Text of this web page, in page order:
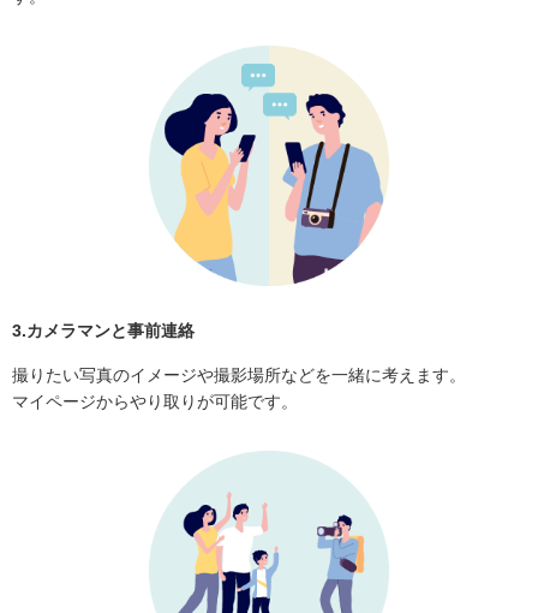
3.カメラマンと事前連絡
撮りたい写真のイメージや撮影場所などを一緒に考えます。
マイページからやり取りが可能です。